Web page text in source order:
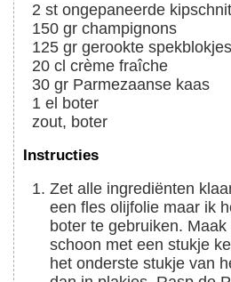
2 st ongepaneerde
150 gr champignons
125 gr gerookte spekblokjes
20 cl crème fraîche
30 gr Parmezaanse kaas
1 el boter
zout, boter
Instructies
Zet alle ingrediënten klaar. Op de foto staat
een fles olijfolie maar ik
boter te gebruiken.
schoon met een stukje
het onderste stukje van